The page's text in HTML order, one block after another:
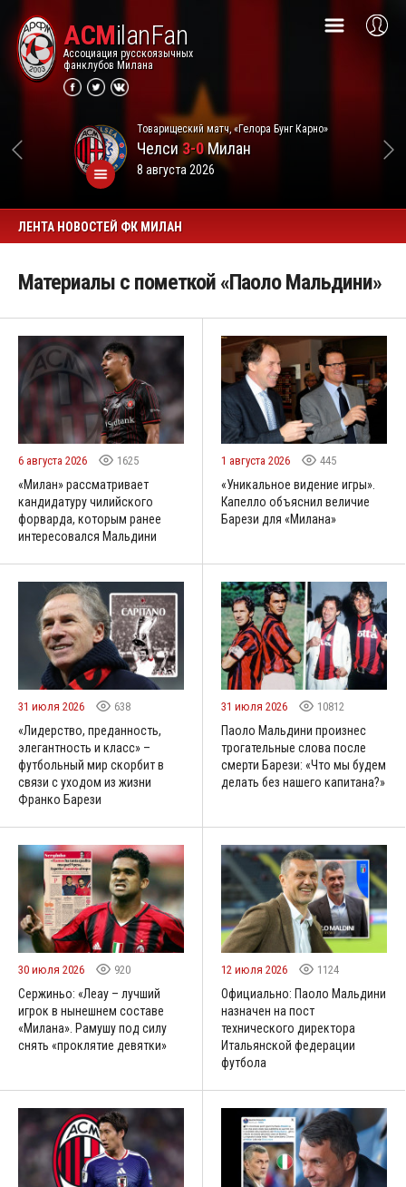
ACMilanFan
Ассоциация русскоязычных
фанклубов Милана
Товарищеский матч, «Гелора Бунг Карно»
Челси3-0Милан
8 августа 2026
ЛЕНТА НОВОСТЕЙ ФК МИЛАН
Материалы с пометкой «Паоло Мальдини»
6 августа 2026 1625
«Милан» рассматривает
кандидатуру чилийского
форварда, которым ранее
интересовался Мальдини
1 августа 2026 445
«Уникальное видение игры».
Капелло объяснил величие
Барези для «Милана»
31 июля 2026 638
«Лидерство, преданность,
элегантность и класс» –
футбольный мир скорбит в
связи с уходом из жизни
Франко Барези
31 июля 2026 10812
Паоло Мальдини произнес
трогательные слова после
смерти Барези: «Что мы будем
делать без нашего капитана?»
30 июля 2026 920
Сержиньо: «Леау – лучший
игрок в нынешнем составе
«Милана». Рамушу под силу
снять «проклятие девятки»
12 июля 2026 1124
Официально: Паоло Мальдини
назначен на пост
технического директора
Итальянской федерации
футбола